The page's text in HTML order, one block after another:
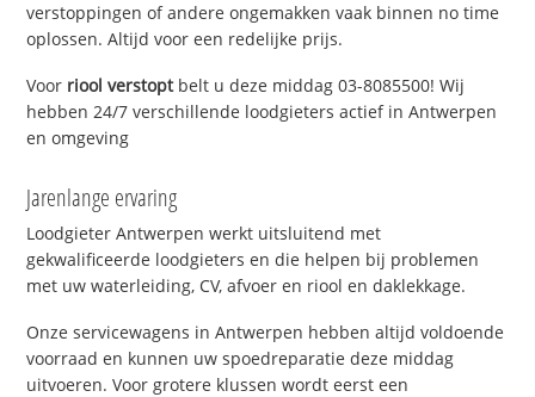
verstoppingen of andere ongemakken vaak binnen no time
oplossen. Altijd voor een redelijke prijs.
Voor riool verstoptbelt u deze middag 03-8085500! Wij
hebben 24/7 verschillende loodgieters actief in Antwerpen
en omgeving
Jarenlange ervaring
Loodgieter Antwerpen werkt uitsluitend met
gekwalificeerde loodgieters en die helpen bij problemen
met uw waterleiding, CV, afvoer en riool en daklekkage.
Onze servicewagens in Antwerpen hebben altijd voldoende
voorraad en kunnen uw spoedreparatie deze middag
uitvoeren. Voor grotere klussen wordt eerst een